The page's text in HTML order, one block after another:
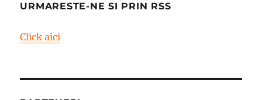
URMARESTE-NE SI PRIN RSS
Click aici